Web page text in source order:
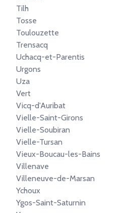
Tilh
Tosse
Toulouzette
Trensacq
Uchacq-et-Parentis
Urgons
Uza
Vert
Vicq-d'Auribat
Vielle-Saint-Girons
Vielle-Soubiran
Vielle-Tursan
Vieux-Boucau-les-Bains
Villenave
Villeneuve-de-Marsan
Ychoux
Ygos-Saint-Saturnin